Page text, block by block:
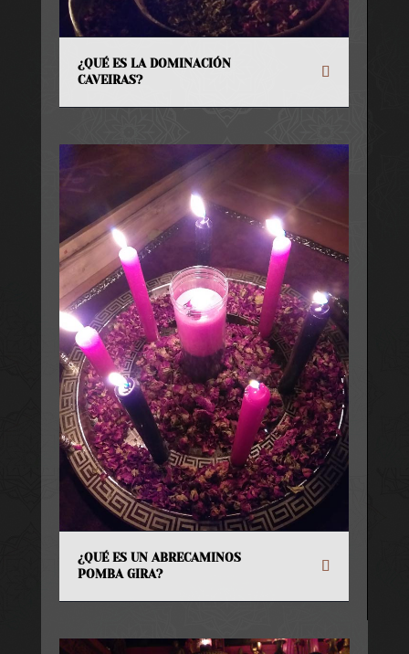
¿QUÉ ES LA DOMINACIÓN
CAVEIRAS?
¿QUÉ ES UN ABRECAMINOS
POMBA GIRA?